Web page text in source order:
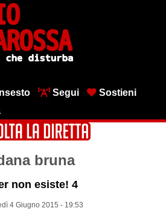
Segui
Sostieni
bruna
non esiste! 4
4 Giugno 2015 - 19:53